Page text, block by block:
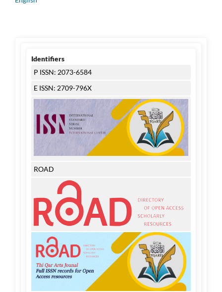
Identifiers
P ISSN: 2073-6584
E ISSN: 2709-796X
ROAD